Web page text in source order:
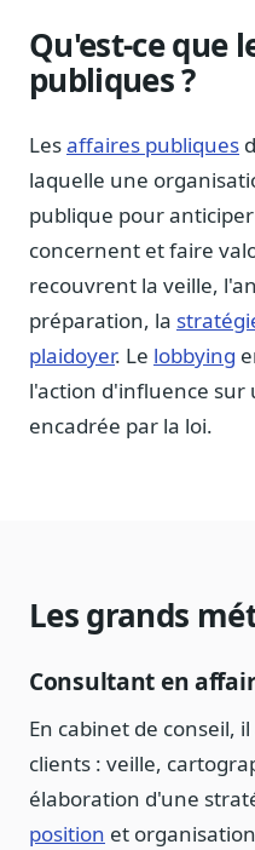
Affaires publiques
Cabinets, DRI,
Affaires
JO, décrets, conseil des
Fédérations & plaidoyer
ONG, syndicats, ordres,
Préparez vos
Veille en temps réel,
Cas d'usage concrets
Consultants seniors,
Qu'est-ce que
publiques ?
Lesaffaires publiques
laquelle une
publique pour
concernent et faire
recouvrent la veille,
préparation, la
plaidoyer. Le lobbying
l'action d'influence sur
encadrée par la loi.
Les grands
Consultant en
En cabinet de conseil,
clients : veille,
élaboration d'une
position et